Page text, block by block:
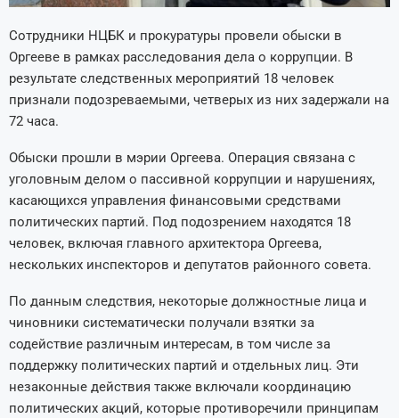
Сотрудники НЦБК и прокуратуры провели обыски в
Оргееве в рамках расследования дела о коррупции. В
результате следственных мероприятий 18 человек
признали подозреваемыми, четверых из них задержали на
72 часа.
Обыски прошли в мэрии Оргеева. Операция связана с
уголовным делом о пассивной коррупции и нарушениях,
касающихся управления финансовыми средствами
политических партий. Под подозрением находятся 18
человек, включая главного архитектора Оргеева,
нескольких инспекторов и депутатов районного совета.
По данным следствия, некоторые должностные лица и
чиновники систематически получали взятки за
содействие различным интересам, в том числе за
поддержку политических партий и отдельных лиц. Эти
незаконные действия также включали координацию
политических акций, которые противоречили принципам